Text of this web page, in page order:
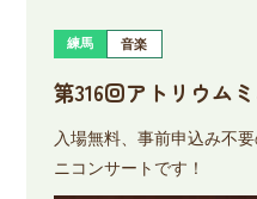
練馬 音楽
第316回アトリウム
入場無料、事前申込み不
ニコンサートです！